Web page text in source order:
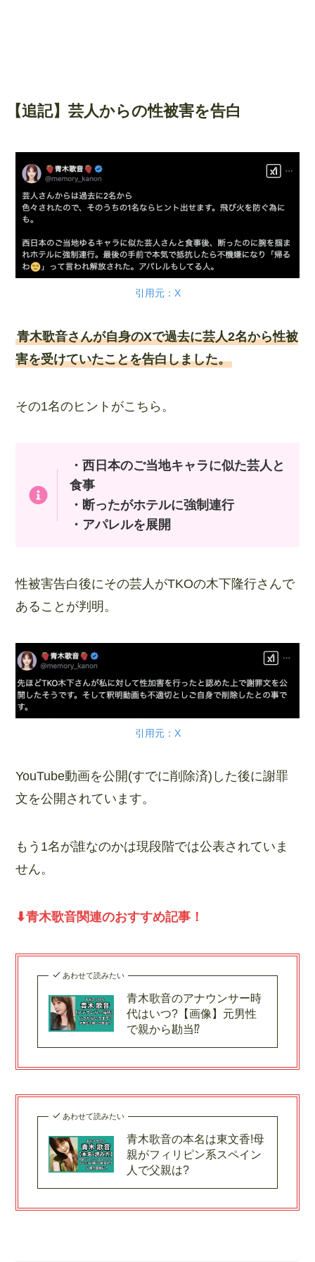
【追記】芸人からの性被害を告白
引用元：X
青木歌音さんが自身のXで過去に芸人2名から性被
害を受けていたことを告白しました。
その1名のヒントがこちら。
・西日本のご当地キャラに似た芸人と
食事
・断ったがホテルに強制連行
・アパレルを展開
性被害告白後にその芸人がTKOの木下隆行さんで
あることが判明。
引用元：X
YouTube動画を公開(すでに削除済)した後に謝罪
文を公開されています。
もう1名が誰なのかは現段階では公表されていま
せん。
⬇︎青木歌音関連のおすすめ記事！
あわせて読みたい
青木歌音のアナウンサー時
代はいつ?【画像】元男性
で親から勘当⁉︎
あわせて読みたい
青木歌音の本名は東文香!母
親がフィリピン系スペイン
人で父親は?